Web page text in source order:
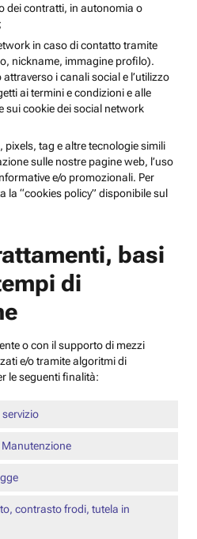
dei contratti, in autonomia o
in caso di contatto tramite
nickname, immagine profilo).
attraverso i canali social e l’utilizzo
ai termini e condizioni e alle
sui cookie dei social network
pixels, tag e altre tecnologie simili
sulle nostre pagine web, l’uso
e/o promozionali. Per
la “cookies policy” disponibile sul
basi
di
o con il supporto di mezzi
e/o tramite algoritmi di
le seguenti finalità:
Manutenzione
contrasto frodi, tutela in